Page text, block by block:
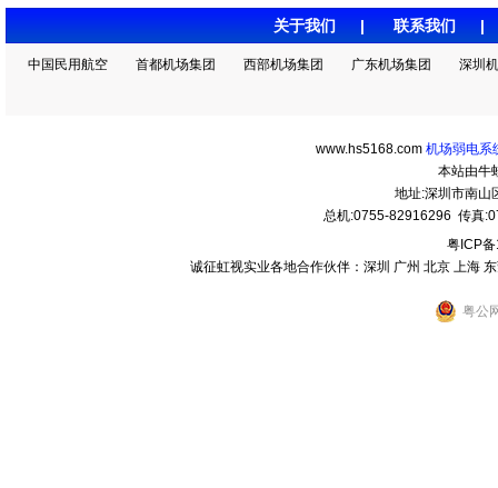
关于我们 | 联系我们
中国民用航空 首都机场集团 西部机场集团 广东机场集团 深圳
www.hs5168.com 机场弱电系
本站由牛
地址:深圳市南山
总机:0755-82916296 传真
粤ICP
诚征虹视实业各地合作伙伴：深圳 广州 北京 上海
粤公